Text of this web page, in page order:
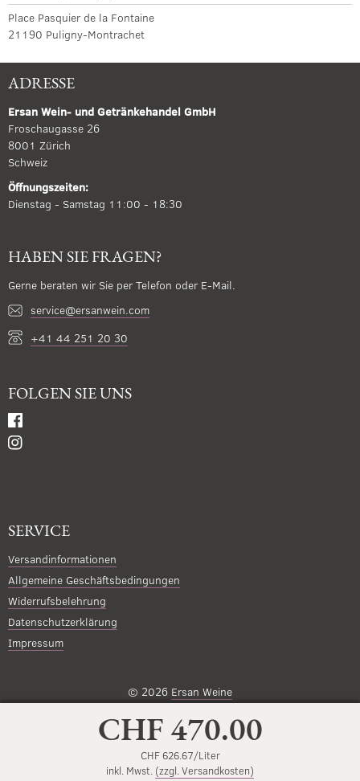
CHF 470.00
CHF 626.67/Liter
inkl. Mwst. (zzgl. Versandkosten)
Place Pasquier de la Fontaine
21190 Puligny-Montrachet
ADRESSE
Ersan Wein- und Getränkehandel GmbH
Froschaugasse 26
8001 Zürich
Schweiz
Öffnungszeiten:
Dienstag - Samstag 11:00 - 18:30
HABEN SIE FRAGEN?
Gerne beraten wir Sie per Telefon oder E-Mail.
service@ersanwein.com
+41 44 251 20 30
FOLGEN SIE UNS
SERVICE
Versandinformationen
Allgemeine Geschäftsbedingungen
Widerrufsbelehrung
Datenschutzerklärung
Impressum
© 2026 Ersan Weine